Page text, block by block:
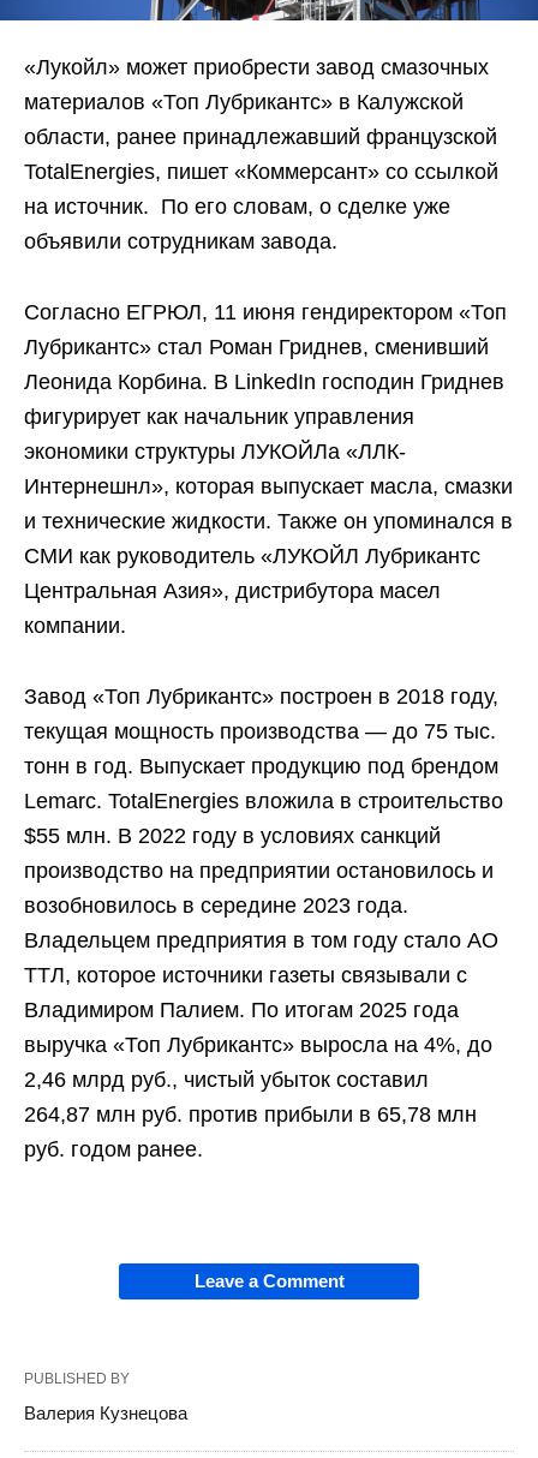
«Лукойл» может приобрести завод смазочных
материалов «Топ Лубрикантс» в Калужской
области, ранее принадлежавший французской
TotalEnergies, пишет «Коммерсант» со ссылкой
на источник. По его словам, о сделке уже
объявили сотрудникам завода.
Согласно ЕГРЮЛ, 11 июня гендиректором «Топ
Лубрикантс» стал Роман Гриднев, сменивший
Леонида Корбина. В LinkedIn господин Гриднев
фигурирует как начальник управления
экономики структуры ЛУКОЙЛа «ЛЛК-
Интернешнл», которая выпускает масла, смазки
и технические жидкости. Также он упоминался в
СМИ как руководитель «ЛУКОЙЛ Лубрикантс
Центральная Азия», дистрибутора масел
компании.
Завод «Топ Лубрикантс» построен в 2018 году,
текущая мощность производства — до 75 тыс.
тонн в год. Выпускает продукцию под брендом
Lemarc. TotalEnergies вложила в строительство
$55 млн. В 2022 году в условиях санкций
производство на предприятии остановилось и
возобновилось в середине 2023 года.
Владельцем предприятия в том году стало АО
ТТЛ, которое источники газеты связывали с
Владимиром Палием. По итогам 2025 года
выручка «Топ Лубрикантс» выросла на 4%, до
2,46 млрд руб., чистый убыток составил
264,87 млн руб. против прибыли в 65,78 млн
руб. годом ранее.
Leave a Comment
PUBLISHED BY
Валерия Кузнецова